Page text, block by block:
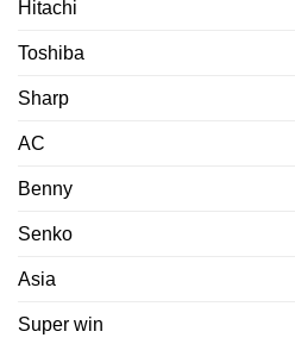
Hitachi
Toshiba
Sharp
AC
Benny
Senko
Asia
Super win